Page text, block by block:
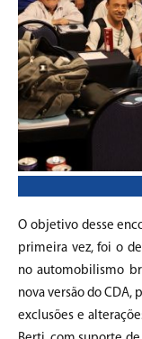
O objetivo desse
primeira vez, foi o
no automobilismo
nova versão do
exclusões e